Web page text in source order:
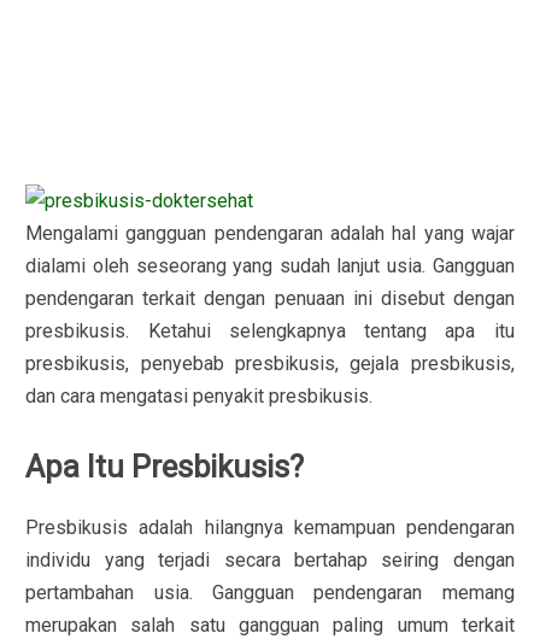
Mengalami gangguan pendengaran adalah hal yang wajar
dialami oleh seseorang yang sudah lanjut usia. Gangguan
pendengaran terkait dengan penuaan ini disebut dengan
presbikusis. Ketahui selengkapnya tentang apa itu
presbikusis, penyebab presbikusis, gejala presbikusis,
dan cara mengatasi penyakit presbikusis.
Apa Itu Presbikusis?
Presbikusis adalah hilangnya kemampuan pendengaran
individu yang terjadi secara bertahap seiring dengan
pertambahan usia. Gangguan pendengaran memang
merupakan salah satu gangguan paling umum terkait